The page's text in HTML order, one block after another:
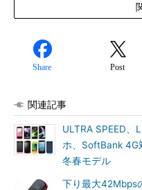
Share Post
関連記事
ULTRA SPEED、
ホ、SoftBank
冬春モデル
下り最大42Mbps